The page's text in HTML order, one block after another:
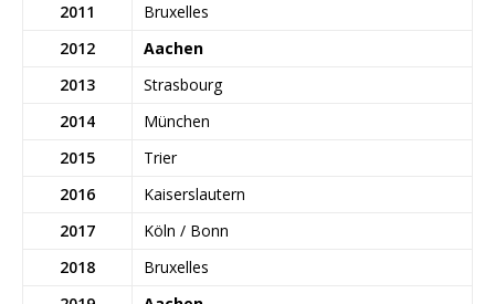
2011
Bruxelles
2012
Aachen
2013
Strasbourg
2014
München
2015
Trier
2016
Kaiserslautern
2017
Köln / Bonn
2018
Bruxelles